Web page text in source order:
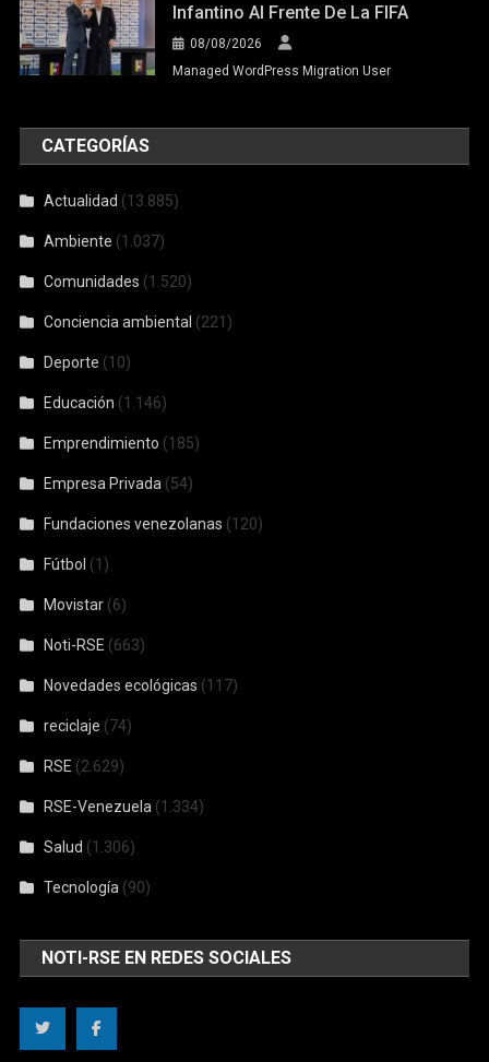
Infantino Al Frente De La FIFA
08/08/2026
Managed WordPress Migration User
CATEGORÍAS
Actualidad (13.885)
Ambiente (1.037)
Comunidades (1.520)
Conciencia ambiental (221)
Deporte (10)
Educación (1.146)
Emprendimiento (185)
Empresa Privada (54)
Fundaciones venezolanas (120)
Fútbol (1)
Movistar (6)
Noti-RSE (663)
Novedades ecológicas (117)
reciclaje (74)
RSE (2.629)
RSE-Venezuela (1.334)
Salud (1.306)
Tecnología (90)
NOTI-RSE EN REDES SOCIALES